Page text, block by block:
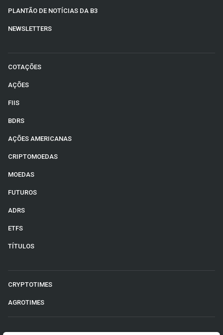
PLANTÃO DE NOTÍCIAS DA B3
NEWSLETTERS
COTAÇÕES
AÇÕES
FIIS
BDRS
AÇÕES AMERICANAS
CRIPTOMOEDAS
MOEDAS
FUTUROS
ADRS
ETFS
TÍTULOS
CRYPTOTIMES
AGROTIMES